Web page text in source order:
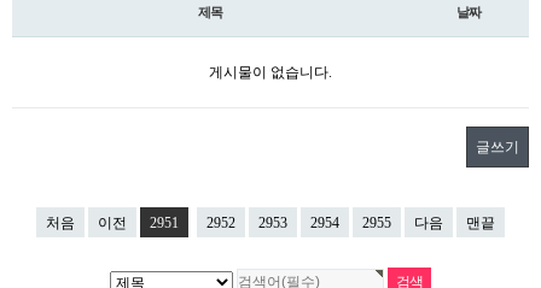
제목 날짜
게시물이 없습니다.
글쓰기
처음 이전 2951 2952 2953 2954 2955 다음 맨끝